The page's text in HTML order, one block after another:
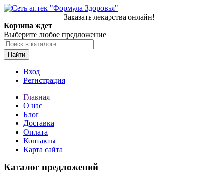
Заказать лекарства онлайн!
Корзина ждет
Выберите любое предложение
Найти
Вход
Регистрация
Главная
О нас
Блог
Доставка
Оплата
Контакты
Карта сайта
Каталог предложений